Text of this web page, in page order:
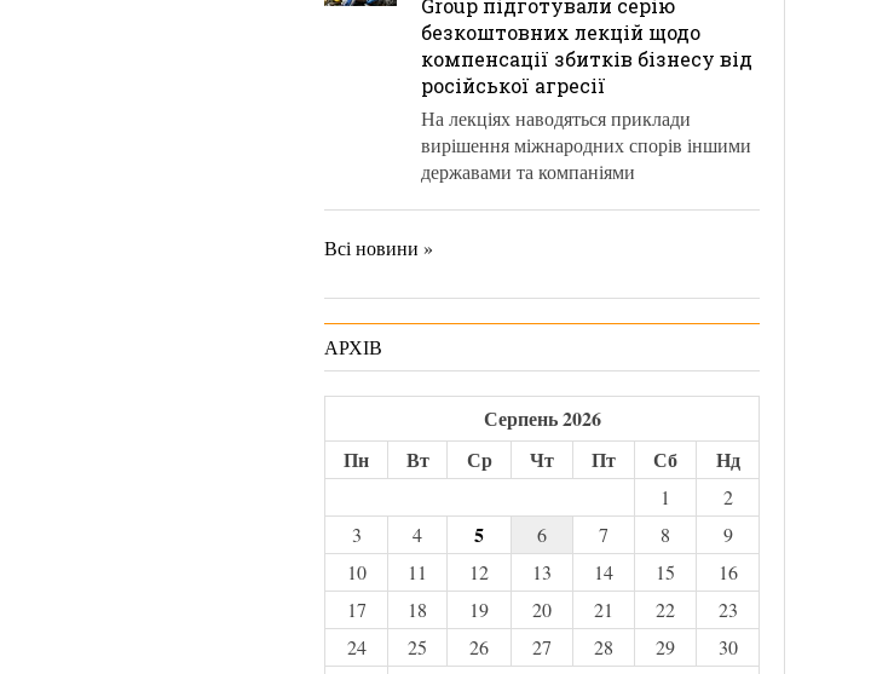
Group підготували серію
безкоштовних лекцій щодо
компенсації збитків бізнесу від
російської агресії
На лекціях наводяться приклади
вирішення міжнародних спорів іншими
державами та компаніями
Всі новини »
АРХІВ
Серпень 2026
Пн
Вт Ср Чт Пт Сб Нд
1
2
3
4 5 6 7 8
9
10
11 12 13 14 15
16
17
18 19 20 21 22
23
24
25 26 27 28 29
30